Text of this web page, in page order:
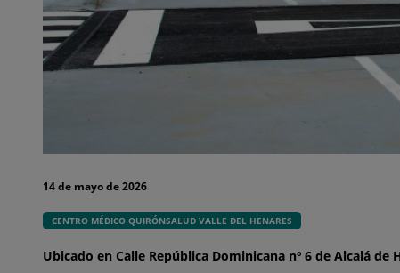
14 de mayo de 2026
CENTRO MÉDICO QUIRÓNSALUD VALLE DEL HENARES
Ubicado en Calle República Dominicana nº 6 de Alcalá